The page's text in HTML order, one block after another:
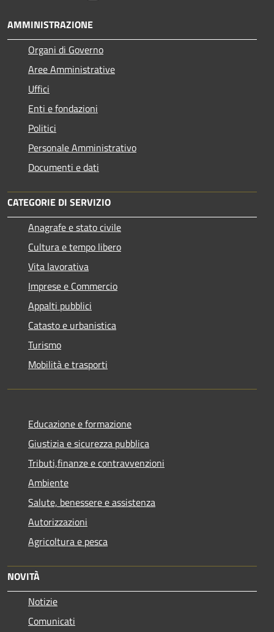
AMMINISTRAZIONE
Organi di Governo
Aree Amministrative
Uffici
Enti e fondazioni
Politici
Personale Amministrativo
Documenti e dati
CATEGORIE DI SERVIZIO
Anagrafe e stato civile
Cultura e tempo libero
Vita lavorativa
Imprese e Commercio
Appalti pubblici
Catasto e urbanistica
Turismo
Mobilità e trasporti
Educazione e formazione
Giustizia e sicurezza pubblica
Tributi,finanze e contravvenzioni
Ambiente
Salute, benessere e assistenza
Autorizzazioni
Agricoltura e pesca
NOVITÀ
Notizie
Comunicati